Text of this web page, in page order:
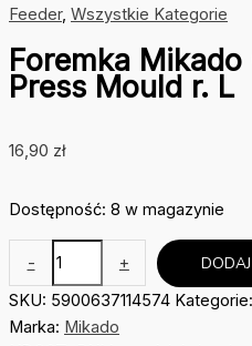
Feeder, Wszystkie Kategorie
Foremka
Press Mould r. L
16,90 zł
Dostępność: 8 w magazynie
-
Mikado
Q.M.F.
+
SKU: 5900637114574 Kategorie:
Marka: Mikado